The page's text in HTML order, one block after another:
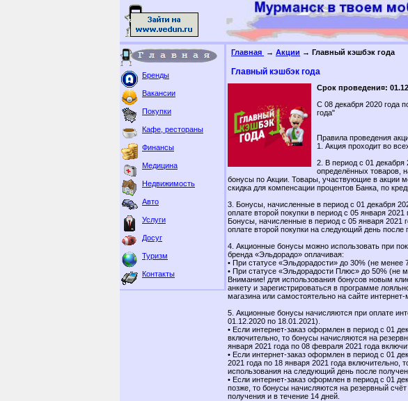
Бренды
Вакансии
Покупки
Кафе, рестораны
Финансы
Медицина
Недвижимость
Авто
Услуги
Досуг
Туризм
Контакты
Главная → Акции → Главный кэшбэк года
Главный кэшбэк года
Срок проведени¤:
С 08 декабря 2020 года
года"
Правила проведения
1. Акция проходит во
2. В период с 01 декабря
определённых товаров,
бонусы по Акции. Товары, участвующие в акции
скидка для компенсации процентов Банка, по
3. Бонусы, начисленные в период с 01 декабря
оплате второй покупки в период с 05 января
Бонусы, начисленные в период с 05 января 2021
оплате второй покупки на следующий день
4. Акционные бонусы можно использовать при
бренда «Эльдорадо» оплачивая:
• При статусе «Эльдорадости» до 30% (не
• При статусе «Эльдорадости Плюс» до 50% (не
Внимание! для использования бонусов новым
анкету и зарегистрироваться в программе
магазина или самостоятельно на сайте
5. Акционные бонусы начисляются при оплате
01.12.2020 по 18.01.2021).
• Если интернет-заказ оформлен в период с 01
включительно, то бонусы начисляются на
января 2021 года по 08 февраля 2021 года
• Если интернет-заказ оформлен в период с 01
2021 года по 18 января 2021 года
использования на следующий день после
• Если интернет-заказ оформлен в период с 01
позже, то бонусы начисляются на резервный
получения и в течение 14 дней.